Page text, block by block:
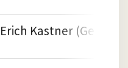
Erich Kastner